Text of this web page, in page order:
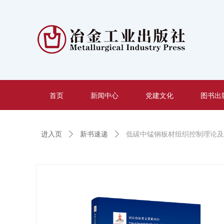
首页 新闻中心 党建文化 图书出
进入页 ꄲ 新书速递 ꄲ 低碳中锰钢板材组织控制理论